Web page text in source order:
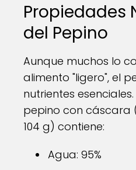
Propiedades
del Pepino
Aunque muchos lo
alimento "ligero", el
nutrientes
pepino con
104 g) contiene:
Agua: 95%